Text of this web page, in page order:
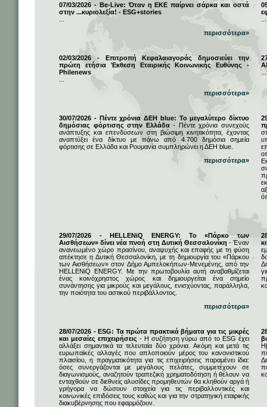
07/03/2026 - Be-Live: Όταν η ΕΚΕ παίρνει σάρκα και οστά
στην ...κυριολεξία! - ESG+stories
περισσότερα»
02/03/2026 - Επιτροπή Κεφαλαιαγοράς δημοσιεύει την
πρώτη ετήσια Έκθεση Εταιρικής Κοινωνικής Ευθύνης -
Philenews
περισσότερα»
30/07/2026 - Πέντε χρόνια ΔΕΗ blue: Το μεγαλύτερο δίκτυο
δημόσιας φόρτισης στην Ελλάδα- Πέντε χρόνια συνεχούς
ανάπτυξης και επενδύσεων στη βιώσιμη κινητικότητα, έχοντας
αναπτύξει ένα δίκτυο με πάνω από 4.700 δημόσια σημεία
φόρτισης σε Ελλάδα και Ρουμανία συμπληρώνει η ΔΕΗ blue.
περισσότερα»
29/07/2026 - HELLENiQ ENERGY: Το «Πάρκο των
Αισθήσεων» δίνει νέα πνοή στη Δυτική Θεσσαλονίκη - Έναν
ανανεωμένο χώρο πρασίνου, αναψυχής και επαφής με τη φύση
απέκτησε η Δυτική Θεσσαλονίκη, με τη δημιουργία του «Πάρκου
των Αισθήσεων» στον Δήμο Αμπελοκήπων-Μενεμένης, από την
HELLENiQ ENERGY. Με την πρωτοβουλία αυτή αναβαθμίζεται
ένας κοινόχρηστος χώρος και δημιουργείται ένα σημείο
συνάντησης για μικρούς και μεγάλους, ενισχύοντας, παράλληλα,
την ποιότητα του αστικού περιβάλλοντος.
περισσότερα»
28/07/2026 - ESG: Τα πρώτα πρακτικά βήματα για τις μικρές
και μεσαίες επιχειρήσεις - Η συζήτηση γύρω από το ESG έχει
αλλάξει σημαντικά τα τελευταία δύο χρόνια. Ακόμη και μετά τις
ευρωπαϊκές αλλαγές που απλοποιούν μέρος του κανονιστικού
πλαισίου, η πραγματικότητα για τις επιχειρήσεις παραμένει ίδια:
όσες συνεργάζονται με μεγάλους πελάτες, συμμετέχουν σε
διαγωνισμούς, αναζητούν τραπεζική χρηματοδότηση ή θέλουν να
ενταχθούν σε διεθνείς αλυσίδες προμηθευτών θα κληθούν αργά ή
γρήγορα να δώσουν στοιχεία για τις περιβαλλοντικές και
κοινωνικές επιδόσεις τους καθώς και για την στρατηγική εταιρικής
διακυβέρνησης που εφαρμόζουν.